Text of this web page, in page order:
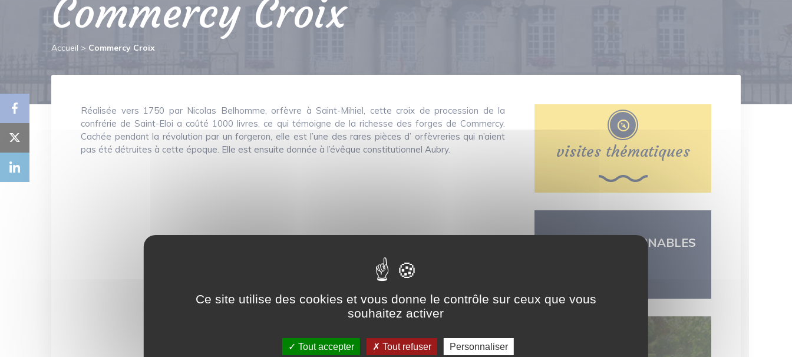
Commercy Croix
Accueil > Commercy Croix
Réalisée vers 1750 par Nicolas Belhomme, orfèvre à Saint-Mihiel, cette croix de procession de la
confrérie de Saint-Eloi a coûté 1000 livres, ce qui témoigne de la richesse des forges de Commercy.
Cachée pendant la révolution par un forgeron, elle est l’une des rares pièces d’ orfèvreries qui n’aient
pas été détruites à cette époque. Elle est ensuite donnée à l’évêque constitutionnel Aubry.
visites thématiques
LES INCONTOURNABLES
Ce site utilise des cookies et vous donne le contrôle sur ceux que vous
souhaitez activer
Tout accepter Tout refuser Personnaliser